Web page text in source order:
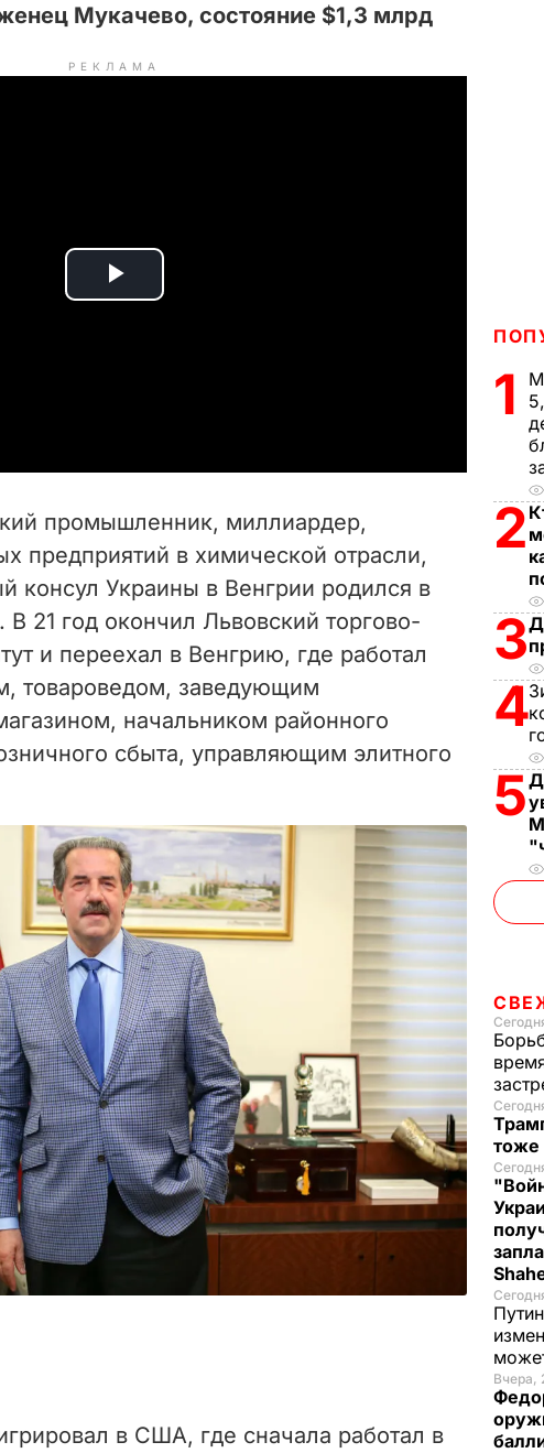
Мукачево, состояние $1,3 млрд
РЕКЛАМА
P
i
d
e
o
промышленник, миллиардер,
предприятий в химической отрасли,
консул Украины в Венгрии родился в
В 21 год окончил Львовский торгово-
и переехал в Венгрию, где работал
товароведом, заведующим
начальником районного
сбыта, управляющим элитного
в США, где сначала работал в
1
2
3
4
5
тоже
Вчера,